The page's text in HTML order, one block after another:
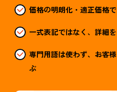
価格の明朗化・適正価格
一式表記ではなく、詳細
専門用語は使わず、お客
ぶ